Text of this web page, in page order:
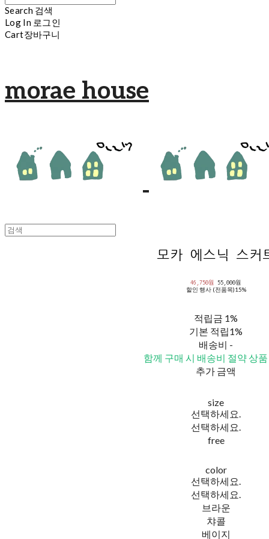
Search 검색
Log In 로그인
Cart장바구니
morae house
모카 에스닉 스커
46,750원 55,000원
할인 행사 (전품목)15%
적립금 1%
기본 적립1%
배송비 -
함께 구매 시 배송비 절약 상
추가 금액
size
선택하세요.
선택하세요.
free
color
선택하세요.
선택하세요.
브라운
챠콜
베이지